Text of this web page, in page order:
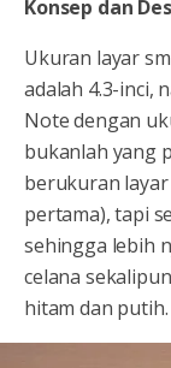
Konsep dan
Ukuran layar
adalah 4.3-inci,
Note dengan
bukanlah yang
berukuran
pertama), tapi
sehingga lebih
celana
hitam dan putih.